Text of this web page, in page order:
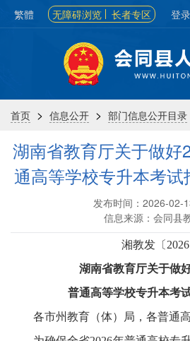
繁體 无障碍浏览 长者专区 登录
首页 > 信息公开 > 部门信息公开目录
湖南省教育厅关于做好
通高等学校专升本考
发布时间：2026-02-
信息来源：会同县
湘教发〔 2026
湖南省教育厅关于做
普通高等学校专升本考
各市州教育（体）局，各普通